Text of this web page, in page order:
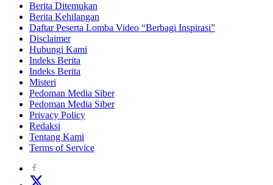
Berita Ditemukan
Berita Kehilangan
Daftar Peserta Lomba Video “Berbagi Inspirasi”
Disclaimer
Hubungi Kami
Indeks Berita
Indeks Berita
Misteri
Pedoman Media Siber
Pedoman Media Siber
Privacy Policy
Redaksi
Tentang Kami
Terms of Service